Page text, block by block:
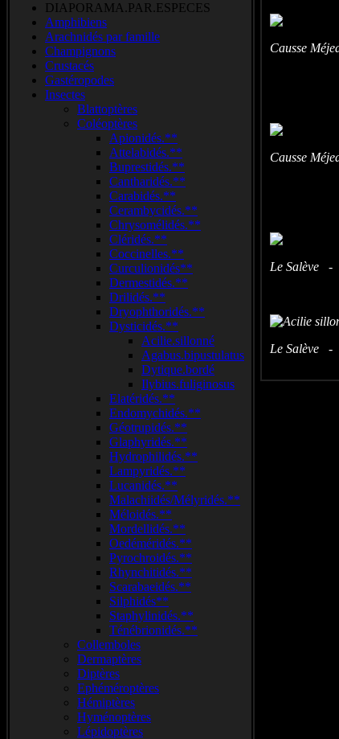
DIAPORAMA.PAR.ESPECES
Amphibiens
Arachnidés par famille
Champignons
Crustacés
Gastéropodes
Insectes
Blattoptères
Coléoptères
Apionidés.**
Attelabidés.**
Buprestidés.**
Cantharidés.**
Carabidés.**
Cerambycidés.**
Chrysomélidés.**
Cléridés.**
Coccinelles.**
Curculionidés**
Dermestidés.**
Drilidés.**
Dryophthoridés.**
Dysticidés.**
Acilie.sillonné
Agabus.bipustulatus
Dytique.bordé
Ilybius.fuliginosus
Elatéridés.**
Endomychidés.**
Géotrupidés.**
Glaphyridés.**
Hydrophilidés.**
Lampyridés.**
Lucanidés.**
Malachiidés/Mélyridés.**
Méloidés.**
Mordellidés.**
Oedéméridés.**
Pyrochroidés.**
Rhynchitidés.**
Scarabaeidés.**
Silphidés**
Staphylinidés.**
Ténébrionidés.**
Collemboles
Dermaptères
Diptères
Ephéméroptères
Hémiptères
Hyménoptères
Lépidoptères
Causse
Causse
Le Salève -
Le Salève -